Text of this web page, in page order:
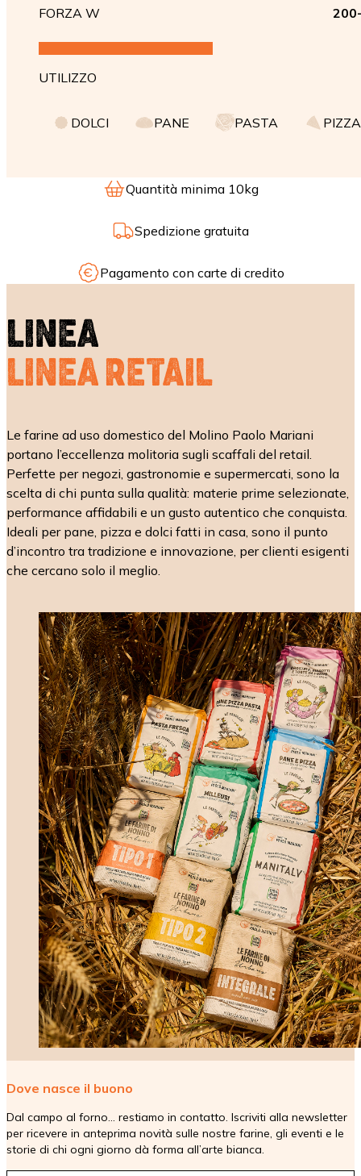
FORZA W
UTILIZZO
DOLCI PANE PASTA PIZZA
Quantità minima 10kg
Spedizione gratuita
Pagamento con carte di credito
LINEA
LINEA RETAIL
Le farine ad uso domestico del Molino Paolo Mariani
portano l’eccellenza molitoria sugli scaffali del retail.
Perfette per negozi, gastronomie e supermercati, sono la
scelta di chi punta sulla qualità: materie prime selezionate,
performance affidabili e un gusto autentico che conquista.
Ideali per pane, pizza e dolci fatti in casa, sono il punto
d’incontro tra tradizione e innovazione, per clienti esigenti
che cercano solo il meglio.
Dove nasce il buono
Dal campo al forno… restiamo in contatto. Iscriviti alla newsletter
per ricevere in anteprima novità sulle nostre farine, gli eventi e le
storie di chi ogni giorno dà forma all’arte bianca.